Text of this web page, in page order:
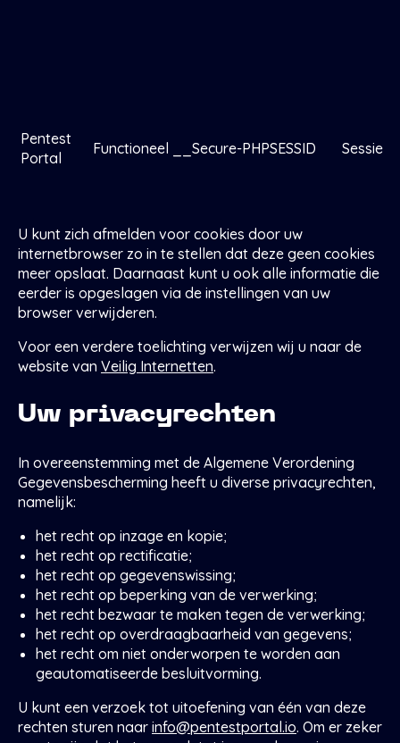
Pentest
Portal
Functioneel __Secure-PHPSESSID Sessie
U kunt zich afmelden voor cookies door uw
internetbrowser zo in te stellen dat deze geen cookies
meer opslaat. Daarnaast kunt u ook alle informatie die
eerder is opgeslagen via de instellingen van uw
browser verwijderen.
Voor een verdere toelichting verwijzen wij u naar de
website van Veilig Internetten.
Uw privacyrechten
In overeenstemming met de Algemene Verordening
Gegevensbescherming heeft u diverse privacyrechten,
namelijk:
het recht op inzage en kopie;
het recht op rectificatie;
het recht op gegevenswissing;
het recht op beperking van de verwerking;
het recht bezwaar te maken tegen de verwerking;
het recht op overdraagbaarheid van gegevens;
het recht om niet onderworpen te worden aan
geautomatiseerde besluitvorming.
U kunt een verzoek tot uitoefening van één van deze
rechten sturen naar info@pentestportal.io. Om er zeker